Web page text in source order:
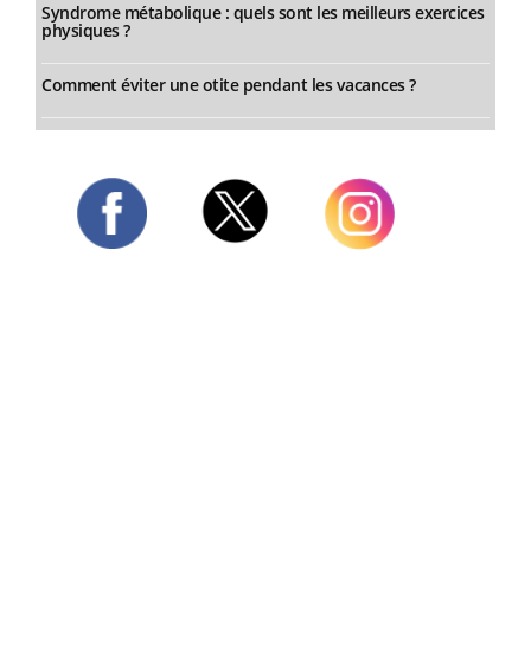
Syndrome métabolique : quels sont les meilleurs exercices
physiques ?
Comment éviter une otite pendant les vacances ?